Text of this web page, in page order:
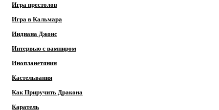
Игра престолов
Игра в Кальмара
Индиана Джонс
Интервью с вампиром
Инопланетянин
Кастельвания
Как Приручить Дракона
Каратель